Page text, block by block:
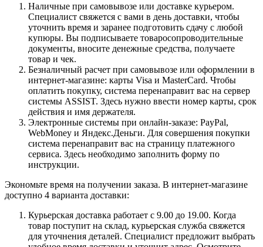
Наличные при самовывозе или доставке курьером.
Специалист свяжется с вами в день доставки, чтобы
уточнить время и заранее подготовить сдачу с любой
купюры. Вы подписываете товаросопроводительные
документы, вносите денежные средства, получаете
товар и чек.
Безналичный расчет при самовывозе или оформлении в
интернет-магазине: карты Visa и MasterCard. Чтобы
оплатить покупку, система перенаправит вас на сервер
системы ASSIST. Здесь нужно ввести номер карты, срок
действия и имя держателя.
Электронные системы при онлайн-заказе: PayPal,
WebMoney и Яндекс.Деньги. Для совершения покупки
система перенаправит вас на страницу платежного
сервиса. Здесь необходимо заполнить форму по
инструкции.
Экономьте время на получении заказа. В интернет-магазине
доступно 4 варианта доставки:
Курьерская доставка работает с 9.00 до 19.00. Когда
товар поступит на склад, курьерская служба свяжется
для уточнения деталей. Специалист предложит выбрать